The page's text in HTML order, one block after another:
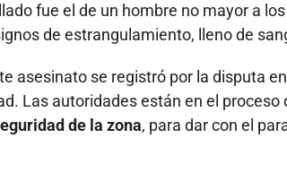
fue el de un hombre no mayor a
de estrangulamiento, lleno de
asesinato se registró por la disputa
Las autoridades están en el
de la zona, para dar con el